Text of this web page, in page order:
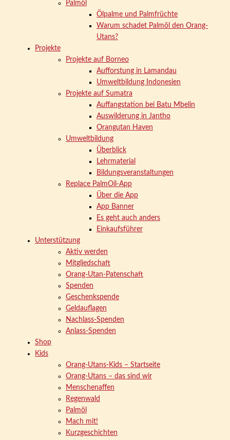
Palmöl
Ölpalme und Palmfrüchte
Warum schadet Palmöl den Orang-
Utans?
Projekte
Projekte auf Borneo
Aufforstung in Lamandau
Umweltbildung Indonesien
Projekte auf Sumatra
Auffangstation bei Batu Mbelin
Auswilderung in Jantho
Orangutan Haven
Umweltbildung
Überblick
Lehrmaterial
Bildungsveranstaltungen
Replace PalmOil-App
Über die App
App Banner
Es geht auch anders
Einkaufsführer
Unterstützung
Aktiv werden
Mitgliedschaft
Orang-Utan-Patenschaft
Spenden
Geschenkspende
Geldauflagen
Nachlass-Spenden
Anlass-Spenden
Shop
Kids
Orang-Utans-Kids – Startseite
Orang-Utans – das sind wir
Menschenaffen
Regenwald
Palmöl
Mach mit!
Kurzgeschichten